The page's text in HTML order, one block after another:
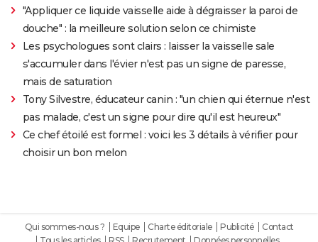
"Appliquer ce liquide vaisselle aide à dégraisser la paroi de
douche" : la meilleure solution selon ce chimiste
Les psychologues sont clairs : laisser la vaisselle sale
s'accumuler dans l'évier n'est pas un signe de paresse,
mais de saturation
Tony Silvestre, éducateur canin : "un chien qui éternue n'est
pas malade, c'est un signe pour dire qu'il est heureux"
Ce chef étoilé est formel : voici les 3 détails à vérifier pour
choisir un bon melon
Qui sommes-nous ? Equipe Charte éditoriale Publicité
Contact